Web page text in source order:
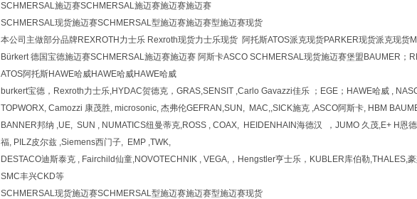
SCHMERSAL施迈赛SCHMERSAL施迈赛施迈赛施迈赛
SCHMERSAL现货施迈赛SCHMERSAL型施迈赛施迈赛型施迈赛现货
本公司主做部分品牌REXROTH力士乐 Rexroth现货力士乐现货 阿托斯ATOS派克现货PARKER现货派克现货
Bürkert 德国宝德施迈赛SCHMERSAL施迈赛施迈赛 阿斯卡ASCO SCHMERSAL现货施迈赛堡盟BAUMER；
ATOS阿托斯HAWE哈威HAWE哈威HAWE哈威
burkert宝德，Rexroth力士乐,HYDAC贺德克，GRAS,SENSIT ,Carlo Gavazzi佳乐 ；EGE；HAWE哈威 ,
TOPWORX, Camozzi 康茂胜, microsonic, 杰弗伦GEFRAN,SUN, MAC,,SICK施克 ,ASCO阿斯卡, HBM
BANNER邦纳 ,UE, SUN , NUMATICS纽曼蒂克,ROSS , COAX, HEIDENHAIN海德汉 ，JUMO 久茂,E+ H恩
福, PILZ皮尔兹 ,Siemens西门子, EMP ,TWK,
DESTACO迪斯泰克 , Fairchild仙童,NOVOTECHNIK , VEGA,，Hengstler亨士乐，KUBLER库伯勒,THALES,
SMC丰兴CKD等
SCHMERSAL现货施迈赛SCHMERSAL型施迈赛施迈赛型施迈赛现货